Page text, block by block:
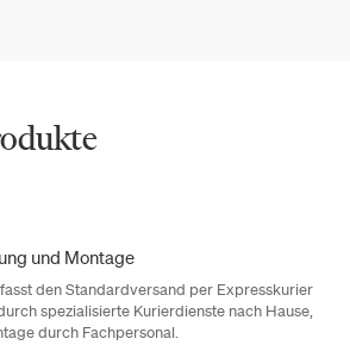
und Montage
den Standardversand per Expresskurier
spezialisierte Kurierdienste nach Hause,
durch Fachpersonal.